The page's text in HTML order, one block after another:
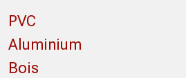
PVC
Aluminium
Bois